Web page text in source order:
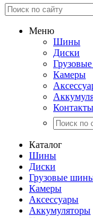
Меню
Шины
Диски
Камеры
Контакты
Каталог
Шины
Диски
Грузовые
Камеры
Аксессуары
Аккумуляторы